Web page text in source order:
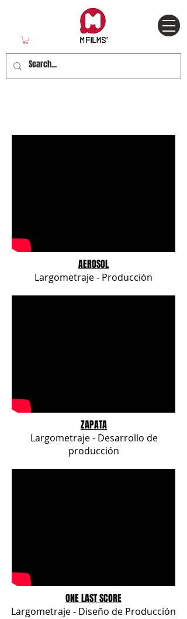
AEROSOL
Largometraje - Producción
ZAPATA
Largometraje - Desarrollo de
producción
ONE LAST SCORE
Largometraje - Diseño de Producción